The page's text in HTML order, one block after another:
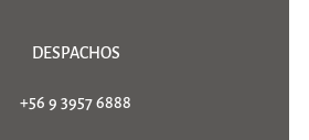
DESPACHOS
+56 9 3957 6888